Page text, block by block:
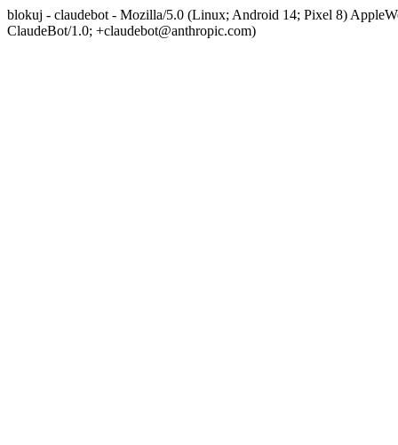
blokuj - claudebot - Mozilla/5.0 (Linux; Android 14; Pixel 8)
ClaudeBot/1.0; +claudebot@anthropic.com)